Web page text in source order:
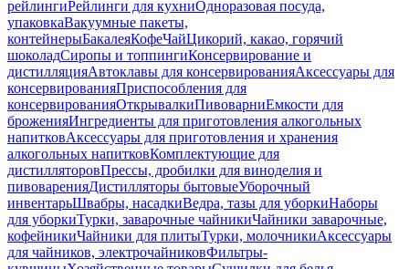
рейлингиРейлинги для кухниОдноразовая посуда,
упаковкаВакуумные пакеты,
контейнерыБакалеяКофеЧайЦикорий, какао, горячий
шоколадСиропы и топпингиКонсервирование и
дистилляцияАвтоклавы для консервированияАксессуары для
консервированияПриспособления для
консервированияОткрывалкиПивоварниЕмкости для
броженияИнгредиенты для приготовления алкогольных
напитковАксессуары для приготовления и хранения
алкогольных напитковКомплектующие для
дистилляторовПрессы, дробилки для виноделия и
пивоваренияДистилляторы бытовыеУборочный
инвентарьШвабры, насадкиВедра, тазы для уборкиНаборы
для уборкиТурки, заварочные чайникиЧайники заварочные,
кофейникиЧайники для плитыТурки, молочникиАксессуары
для чайников, электрочайниковФильтры-